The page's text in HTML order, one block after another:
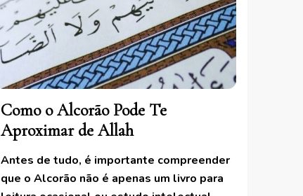
Como o Alcorão Pode Te
Aproximar de Allah
Antes de tudo, é importante compreender
que o Alcorão não é apenas um livro para